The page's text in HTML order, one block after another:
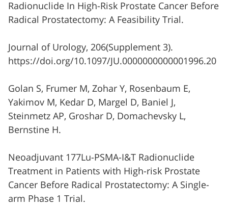
Radionuclide In High-Risk Prostate Cancer Before
Radical Prostatectomy: A Feasibility Trial.
Journal of Urology, 206(Supplement 3).
https://doi.org/10.1097/JU.0000000000001996.20
Golan S, Frumer M, Zohar Y, Rosenbaum E,
Yakimov M, Kedar D, Margel D, Baniel J,
Steinmetz AP, Groshar D, Domachevsky L,
Bernstine H.
Neoadjuvant 177Lu-PSMA-I&T Radionuclide
Treatment in Patients with High-risk Prostate
Cancer Before Radical Prostatectomy: A Single-
arm Phase 1 Trial.